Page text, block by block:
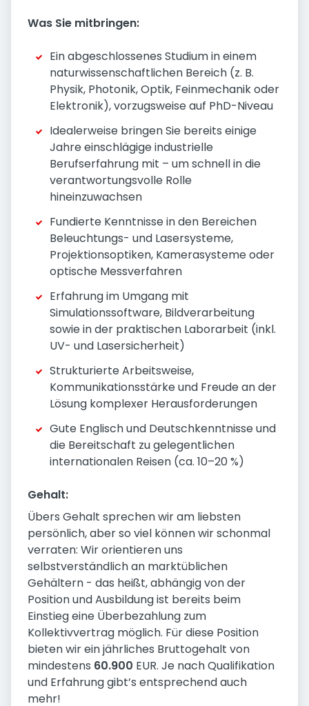
Was Sie mitbringen:
Ein abgeschlossenes Studium in einem
naturwissenschaftlichen Bereich (z. B.
Physik, Photonik, Optik, Feinmechanik oder
Elektronik), vorzugsweise auf PhD-Niveau
Idealerweise bringen Sie bereits einige
Jahre einschlägige industrielle
Berufserfahrung mit – um schnell in die
verantwortungsvolle Rolle
hineinzuwachsen
Fundierte Kenntnisse in den Bereichen
Beleuchtungs- und Lasersysteme,
Projektionsoptiken, Kamerasysteme oder
optische Messverfahren
Erfahrung im Umgang mit
Simulationssoftware, Bildverarbeitung
sowie in der praktischen Laborarbeit (inkl.
UV- und Lasersicherheit)
Strukturierte Arbeitsweise,
Kommunikationsstärke und Freude an der
Lösung komplexer Herausforderungen
Gute Englisch und Deutschkenntnisse und
die Bereitschaft zu gelegentlichen
internationalen Reisen (ca. 10–20 %)
Gehalt:
Übers Gehalt sprechen wir am liebsten
persönlich, aber so viel können wir schonmal
verraten: Wir orientieren uns
selbstverständlich an marktüblichen
Gehältern - das heißt, abhängig von der
Position und Ausbildung ist bereits beim
Einstieg eine Überbezahlung zum
Kollektivvertrag möglich. Für diese Position
bieten wir ein jährliches Bruttogehalt von
mindestens 60.900 EUR. Je nach Qualifikation
und Erfahrung gibt’s entsprechend auch
mehr!